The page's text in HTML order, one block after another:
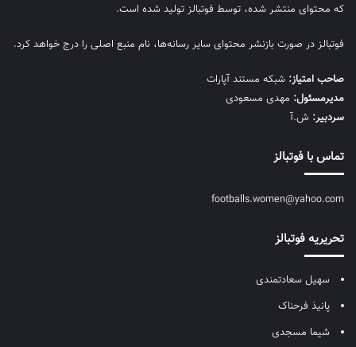
که محتوای منتشر شده، توسط فوتبالز تولید شده است.
فوتبالز در صورت بازنشر محتوای سایر رسانه‌ها، نام منبع اصلی را درج خواهد کرد.
صاحب امتیاز: شبکه مستند آپارات
مديرمسئول: مهدی مسعودی
سردبیر: ش.آ
تماس با فوتبالز
footballs.women@yahoo.com
تحریریه فوتبالز
سهیل سعادتمندی
پانیذ فرحناک
شیما مسجدی